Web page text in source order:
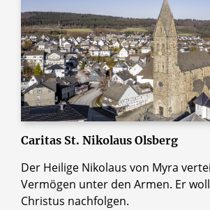
Caritas St. Nikolaus Olsberg
Der Heilige Nikolaus von Myra
Vermögen unter den Armen. Er
Christus nachfolgen.